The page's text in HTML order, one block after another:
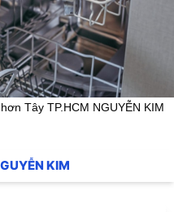
Tây TP.HCM NGUYỄN KIM
KIM